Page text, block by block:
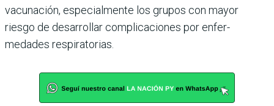
vacuna­ción, especialmente los grupos con mayor
riesgo de desarro­llar complicaciones por enfer­
medades respiratorias.